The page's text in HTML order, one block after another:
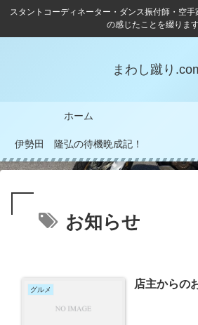
スタントコーディネーター・ダンス振付師・空
の感じたことを綴ります
まわし蹴り
ホーム
伊勢田 隆弘の待機晩成記！
お知らせ
グルメ 店主からの